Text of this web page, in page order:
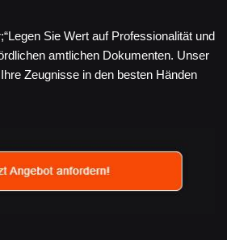
Sie Wert auf Professionalität und
amtlichen Dokumenten. Unser
Zeugnisse in den besten Händen